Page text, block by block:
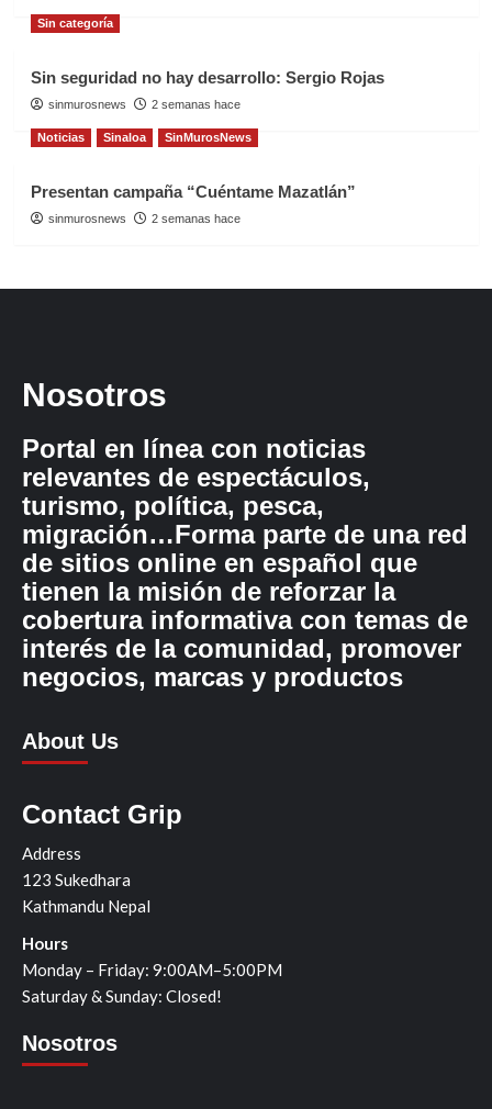
Sin categoría
Sin seguridad no hay desarrollo: Sergio Rojas
sinmurosnews 2 semanas hace
Noticias Sinaloa SinMurosNews
Presentan campaña “Cuéntame Mazatlán”
sinmurosnews 2 semanas hace
Nosotros
Portal en línea con noticias
relevantes de espectáculos,
turismo, política, pesca,
migración…Forma parte de una red
de sitios online en español que
tienen la misión de reforzar la
cobertura informativa con temas de
interés de la comunidad, promover
negocios, marcas y productos
About Us
Contact Grip
Address
123 Sukedhara
Kathmandu Nepal
Hours
Monday – Friday: 9:00AM–5:00PM
Saturday & Sunday: Closed!
Nosotros